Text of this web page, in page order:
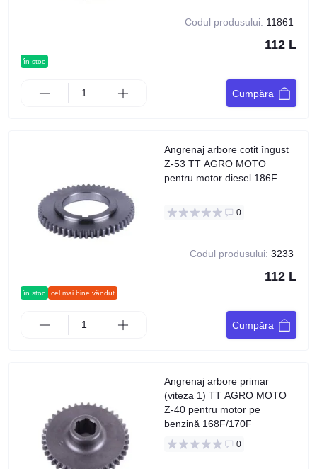
în stoc
Codul produsului: 11861
112 L
Cumpăra
în stoc cel mai bine vândut
Angrenaj arbore cotit îngust
Z-53 TT AGRO MOTO
pentru motor diesel 186F
0
Codul produsului: 3233
112 L
Cumpăra
Angrenaj arbore primar
(viteza 1) TT AGRO MOTO
Z-40 pentru motor pe
benzină 168F/170F
0